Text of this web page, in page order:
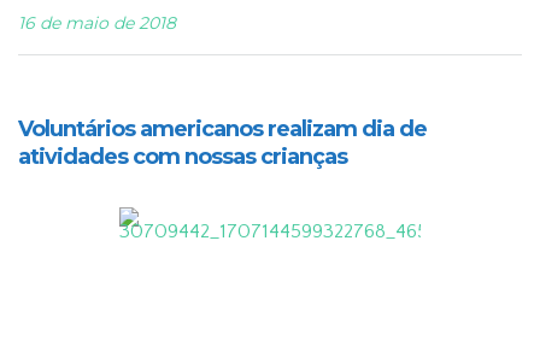
16 de maio de 2018
Voluntários americanos realizam dia de
atividades com nossas crianças